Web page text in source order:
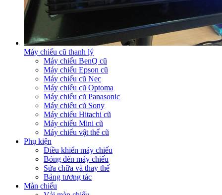
Máy chiếu cũ thanh lý
Máy chiếu BenQ cũ
Máy chiếu Epson cũ
Máy chiếu cũ Nec
Máy chiếu cũ Optoma
Máy chiếu cũ Panasonic
Máy chiếu cũ Sony
Máy chiếu Hitachi cũ
Máy chiếu Mini cũ
Máy chiếu vật thể cũ
Phụ kiện
Điều khiển máy chiếu
Bóng đèn máy chiếu
Sửa chữa và thay thế
Bảng tương tác
Màn chiếu